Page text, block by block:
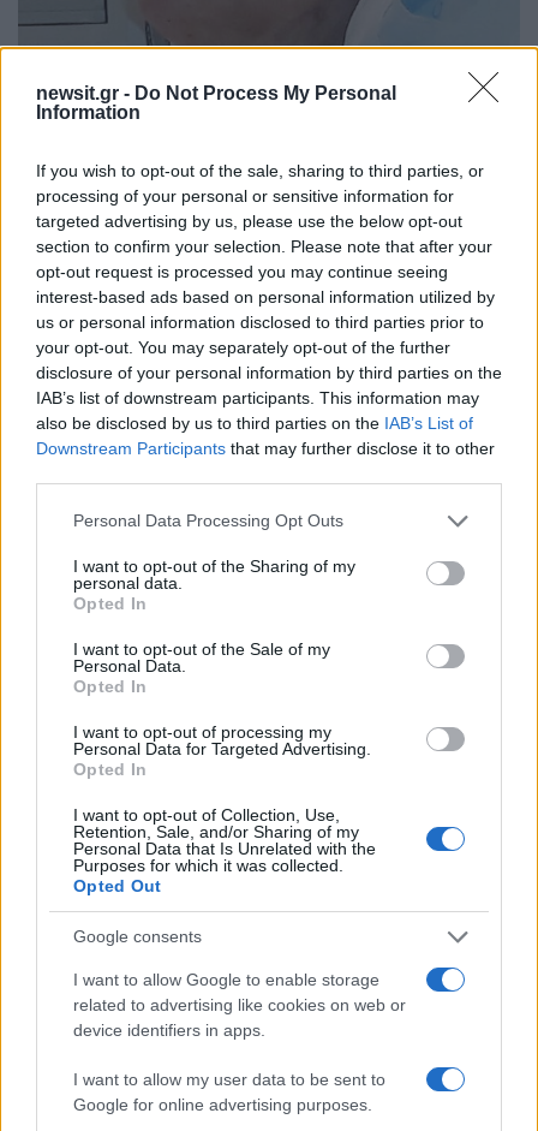
newsit.gr - Do Not Process My Personal
Information
If you wish to opt-out of the sale, sharing to third parties, or
processing of your personal or sensitive information for
targeted advertising by us, please use the below opt-out
section to confirm your selection. Please note that after your
opt-out request is processed you may continue seeing
interest-based ads based on personal information utilized by
us or personal information disclosed to third parties prior to
your opt-out. You may separately opt-out of the further
disclosure of your personal information by third parties on the
IAB’s list of downstream participants. This information may
also be disclosed by us to third parties on the IAB’s List of
Downstream Participants that may further disclose it to other
Please note that this website/app uses one or more Google
not limited to your visit or usage behaviour. You may click to
grant or deny consent to Google and its third-party tags to
use your data for below specified purposes in below Google
consent section.
Personal Data Processing Opt Outs
I want to opt-out of the Sharing of my
personal data.
Opted In
I want to opt-out of the Sale of my
Personal Data.
Opted In
I want to opt-out of processing my
Personal Data for Targeted Advertising.
Opted In
I want to opt-out of Collection, Use,
Retention, Sale, and/or Sharing of my
Personal Data that Is Unrelated with the
Purposes for which it was collected.
Opted Out
Google consents
I want to allow Google to enable storage
related to advertising like cookies on web or
device identifiers in apps.
I want to allow my user data to be sent to
Google for online advertising purposes.
Τότε ο Ryan μπήκε στο δωμάτιο, κλείδωσε την
πόρτα και άρχισε να την πνίγει στον ύπνο της. Οι
φίλοι τους προσπάθησαν να επέμβουν αλλά ο
26χρονος συνέχισε την επίθεση και κλείδωσε
Μου είπε να το βουλώσω και με τα δάχτυλά του
μου ξερρίζωσε τη γλώσσα”.
Αυτή δεν ήταν η πρώτη φορά που είχε πέσει
θύμα λεκτικής και σωματικής κακοποίησης από
τον πρώην σύντροφό της. Έμενε στη σχέση
επειδή φοβόταν και απειλούσε να σκοτώσει τον